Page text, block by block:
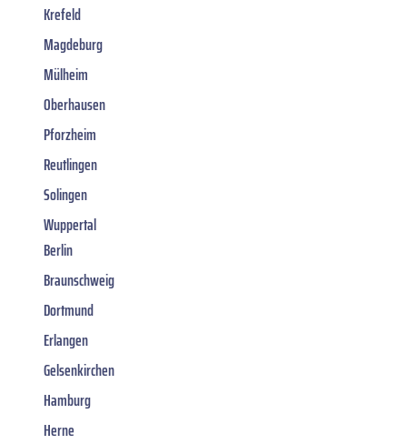
Krefeld
Magdeburg
Mülheim
Oberhausen
Pforzheim
Reutlingen
Solingen
Wuppertal
Berlin
Braunschweig
Dortmund
Erlangen
Gelsenkirchen
Hamburg
Herne